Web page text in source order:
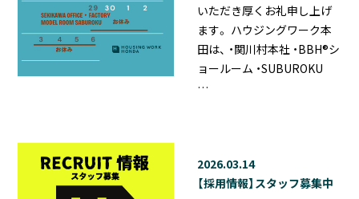
いただき厚くお礼申し上げ
ます。 ハウジングワーク本
田は、 ・関川村本社 ・BBH®シ
ョールーム ・SUBUROKU
…
2026.03.14
【採用情報】スタッフ募集中